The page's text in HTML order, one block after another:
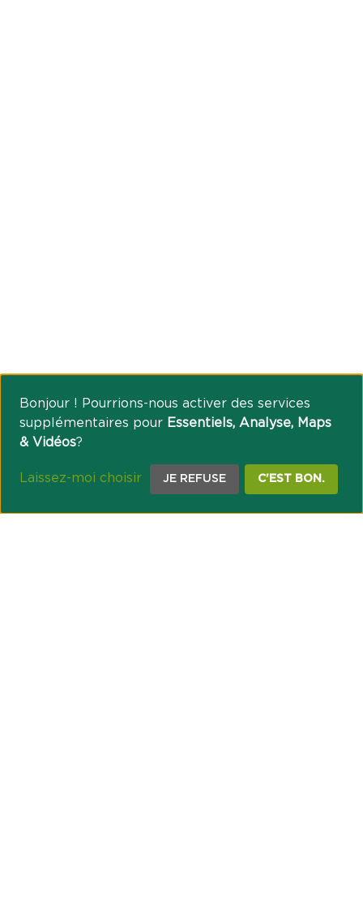
Bonjour ! Pourrions-nous activer des services
supplémentaires pour Essentiels, Analyse, Maps
& Vidéos?
Laissez-moi choisir JE REFUSE C'EST BON.